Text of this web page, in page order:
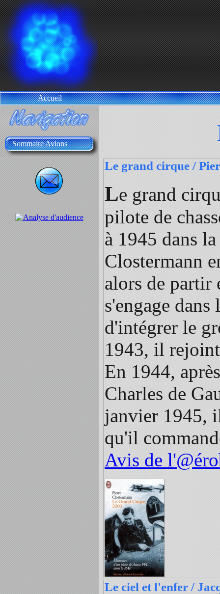
Accueil
Sommaire Avions
Le grand cirque /
Le grand
pilote de
à 1945 dans
Clostermann
alors de partir
s'engage
d'intégrer le
1943, il
En 1944,
Charles de
janvier 1945,
qu'il
Avis de
Le ciel et l'enfer /